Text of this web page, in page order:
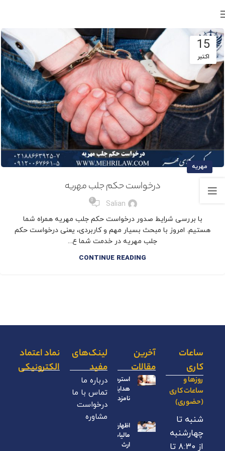
15
اکتبر
مهریه
درخواست حکم جلب مهریه
Salian
0
با بررسی شرایط صدور درخواست حکم جلب مهریه همراه شما
هستیم. امروز با مبحث بسیار مهم و کاربردی، یعنی درخواست حکم
جلب مهریه در خدمت شما ع...
CONTINUE READING
ساعات
کاری
روزها و
ساعات کاری
(حضوری)
شنبه تا
چهارشنبه
از ۸:۳۰ تا
آخرین
مقالات
استرداد
هدایای
نامزدی
اظهارنامه
مالیات بر
ارث
لینک‌های
مفید
درباره ما
تماس با ما
درخواست
مشاوره
نماد اعتماد
الکترونیکی